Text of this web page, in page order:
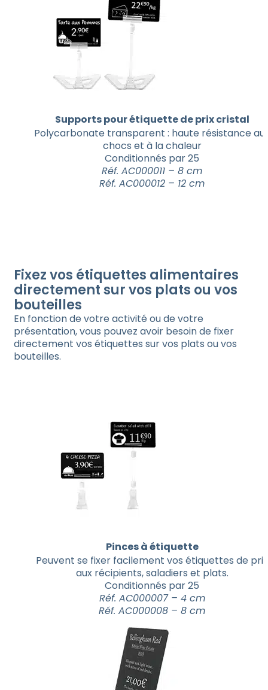
Supports pour étiquette de prix cristal
Polycarbonate transparent : haute résistance
chocs et à la chaleur
Conditionnés par 25
Réf. AC000011 – 8 cm
Réf. AC000012 – 12 cm
Fixez vos étiquettes alimentaires
directement sur vos plats ou vos
bouteilles
En fonction de votre activité ou de votre
présentation, vous pouvez avoir besoin de fixer
directement vos étiquettes sur vos plats ou vos
bouteilles.
Pinces à étiquette
Peuvent se fixer facilement vos étiquettes de prix
aux récipients, saladiers et plats.
Conditionnés par 25
Réf. AC000007 – 4 cm
Réf. AC000008 – 8 cm